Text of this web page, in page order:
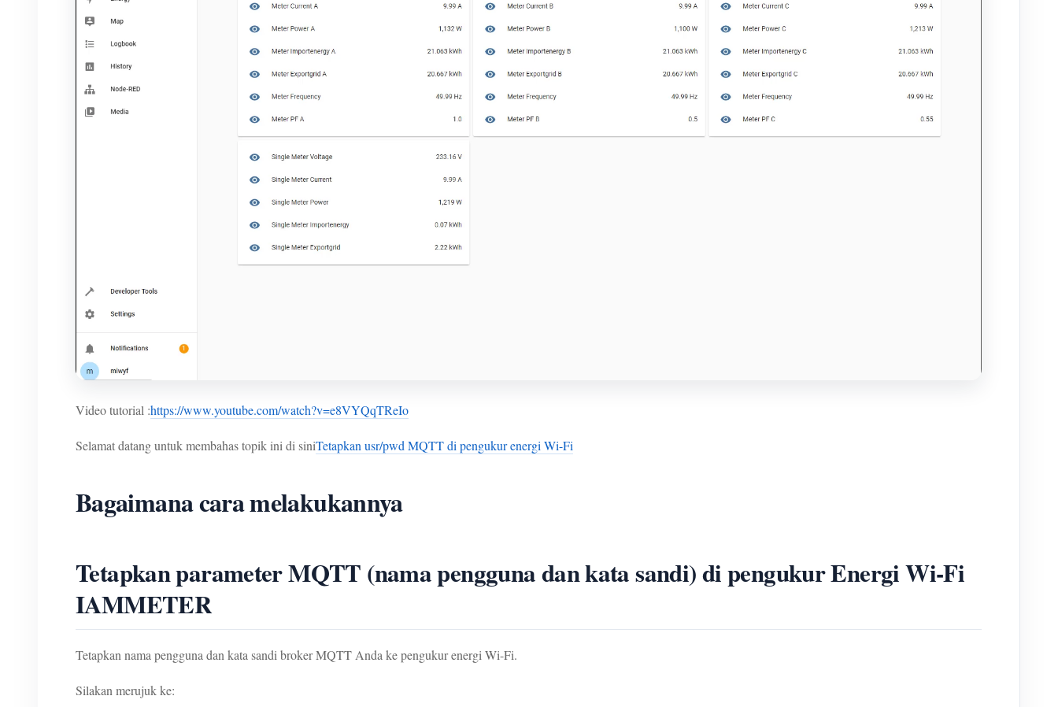
Video tutorial :https://www.youtube.com/watch?v=e8VYQqTReIo
Selamat datang untuk membahas topik ini di siniTetapkan usr/pwd MQTT di pengukur energi Wi-Fi
Bagaimana cara melakukannya
Tetapkan parameter MQTT (nama pengguna dan kata sandi) di pengukur Energi Wi-Fi
IAMMETER
Tetapkan nama pengguna dan kata sandi broker MQTT Anda ke pengukur energi Wi-Fi.
Silakan merujuk ke: